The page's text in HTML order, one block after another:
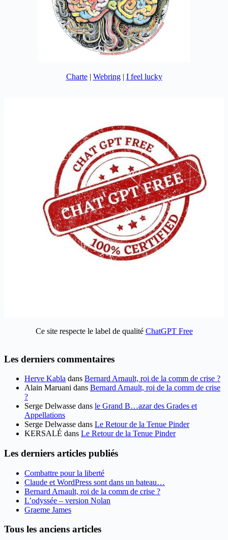
Charte| Webring| I feel lucky
Ce site respecte le label de qualité ChatGPT Free
Les derniers commentaires
Herve Kabla dans Bernard Arnault, roi de la comm de crise ?
Alain Maruani dans Bernard Arnault, roi de la comm de crise
?
Serge Delwasse dans le Grand B…azar des Grades et
Appellations
Serge Delwasse dans Le Retour de la Tenue Pinder
KERSALÉ dans Le Retour de la Tenue Pinder
Les derniers articles publiés
Combattre pour la liberté
Claude et WordPress sont dans un bateau…
Bernard Arnault, roi de la comm de crise ?
L’odyssée – version Nolan
Graeme James
Tous les anciens articles